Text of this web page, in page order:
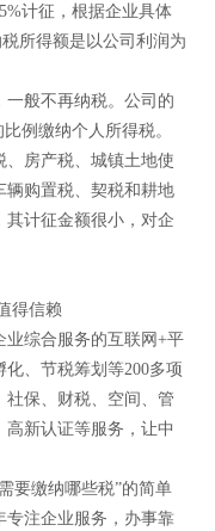
计征，根据企业具体
所得额是以公司利润为
般不再纳税。公司的
例缴纳个人所得税。
房产税、城镇土地使
辆购置税、契税和耕地
其计征金额很小，对企
得信赖
综合服务的互联网+平
、节税筹划等200多项
社保、财税、空间、管
新认证等服务，让中
缴纳哪些税”的简单
专注企业服务，办事靠